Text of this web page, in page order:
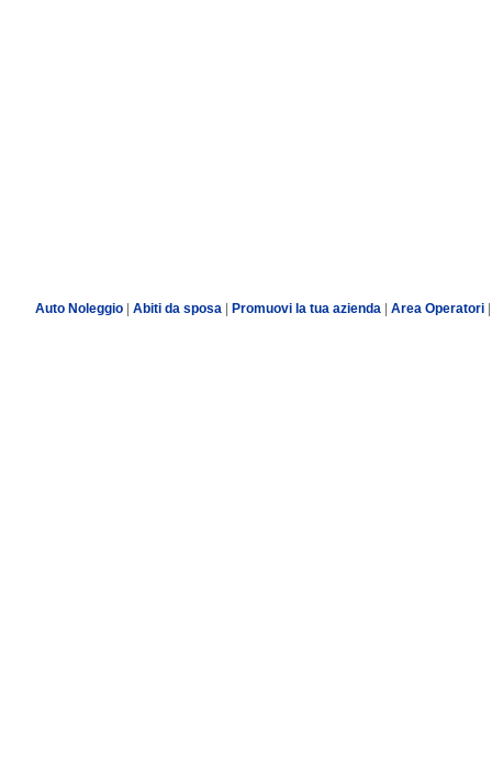
Auto Noleggio| Abiti da sposa| Promuovi la tua azienda Area Operatori